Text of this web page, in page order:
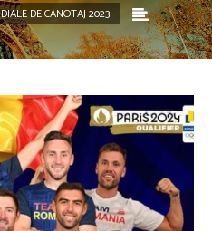
DE CANOTAJ 2023